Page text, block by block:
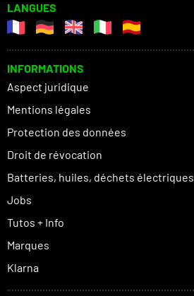
LANGUES
INFORMATIONS
Aspect juridique
Mentions légales
Protection des données
Droit de révocation
Batteries, huiles, déchets électriques
Jobs
Tutos + Info
Marques
Klarna